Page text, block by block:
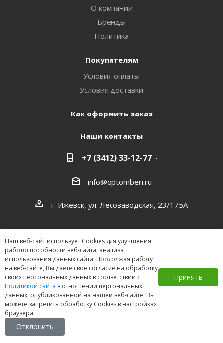
Наш веб-сайт использует Cookies для улучшения
работоспособности веб-сайта, анализа
использования данных сайта. Продолжая работу
на веб-сайте, Вы даете свое согласие на обработку
своих персональных данных в соответствии с
Политикой сайта в отношении персональных
данных, опубликованной на нашем веб-сайте. Вы
можете запретить обработку Cookies в настройках
браузера.
Принять
Отклонить
О компании
Бренды
Политика
Покупателям
Условия оплаты
Условия доставки
Как оформить заказ
Наши контакты
+7 (3412) 33-12-77
info@optomberi.ru
г. Ижевск, ул. Лесозаводская, 23/175А
2026 ©